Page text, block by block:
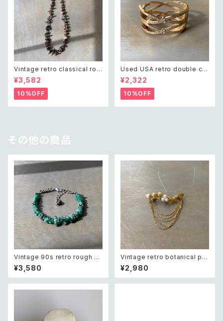
Vintage retro classical rou
gh cut shell beads necklac
e レトロ ヴィンテージ アクセサ
リー クラシカル ラフカット シェ
ル ビーズ ネックレス
¥3,582
10%OFF
Used USA retro double cro
ss crystal bijou bangle レト
ロ アメリカ ユーズド アクセサリ
ー ゴールド ダブル クロス ビジ
ュー バングル
¥2,322
10%OFF
その他の商品
Vintage 90s retro rough cu
t green aventurine bracele
t レトロ ヴィンテージ アクセサ
リー 天然石 ラフカット グリーン
¥3,580
Vintage retro botanical pe
arl×bijou brooch レトロ ヴィ
ンテージ アクセサリー ボタニカ
ル パール×ビジュー ドレープ チ
¥2,980